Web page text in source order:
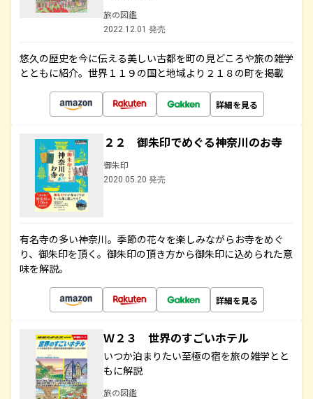
旅の図鑑
2022.12.01 発売
悠久の歴史を今に伝える美しい古都を町の見どころや旅の雑学
とともに紹介。世界１１９の国と地域より２１８の町を掲載
詳細を見る
２２ 御朱印でめぐる神奈川のお寺
御朱印
2020.05.20 発売
有名寺の多い神奈川。季節の花々を楽しみながらお寺をめぐ
り、御朱印を頂く。御朱印の頂き方から御朱印に込められた意
味を解説。
詳細を見る
Ｗ２３ 世界のすごいホテル
いつか泊まりたい至極の宿を旅の雑学とと
もに解説
旅の図鑑